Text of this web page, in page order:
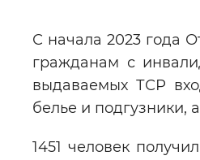
Звуковой
С начала 2023 года
гражданам с
выдаваемых ТСР
белье и подгузники,
1451 человек